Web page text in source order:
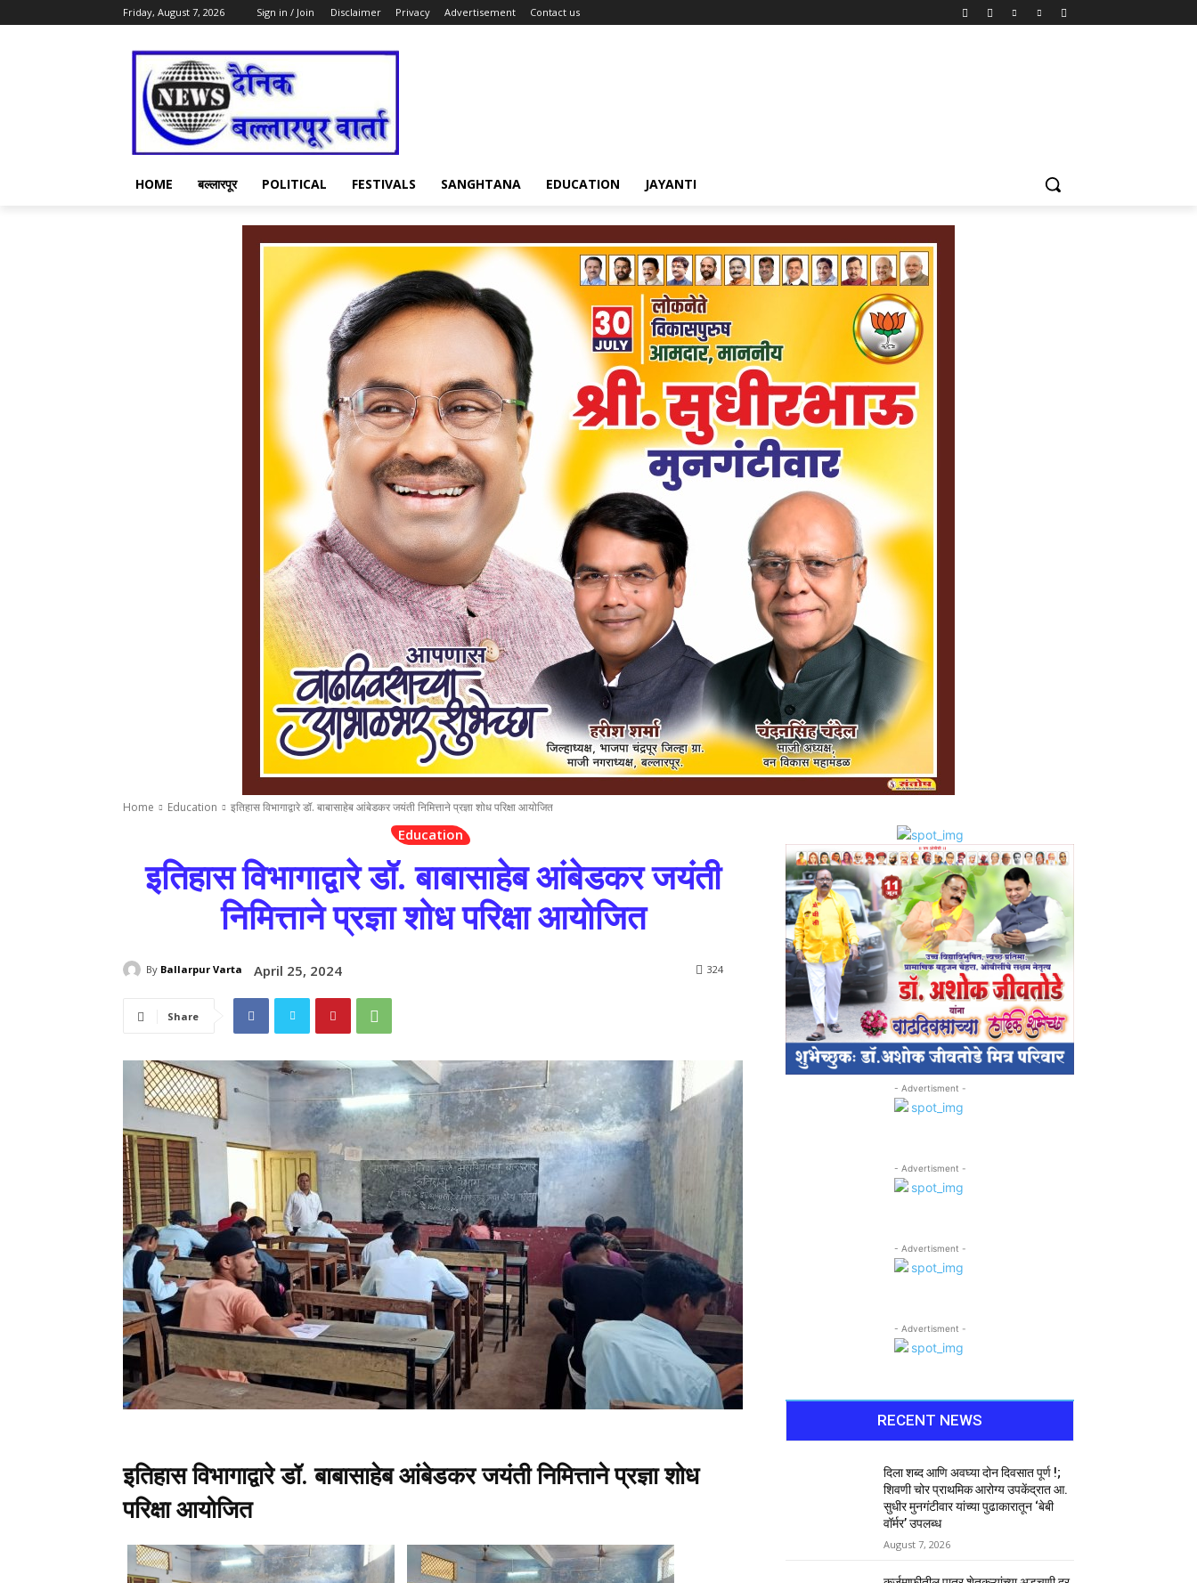
Friday, August 7, 2026 Sign in / Join Disclaimer Privacy Advertisement Contact us
HOME बल्लारपूर POLITICAL FESTIVALS SANGHTANA EDUCATION JAYANTI
Home Education इतिहास विभागाद्वारे डॉ. बाबासाहेब आंबेडकर जयंती निमित्ताने प्रज्ञा शोध परिक्षा आयोजित
Education
इतिहास विभागाद्वारे डॉ. बाबासाहेब आंबेडकर जयंती
निमित्ताने प्रज्ञा शोध परिक्षा आयोजित
By Ballarpur Varta April 25, 2024 324
Share
इतिहास विभागाद्वारे डॉ. बाबासाहेब आंबेडकर जयंती निमित्ताने प्रज्ञा शोध
परिक्षा आयोजित
- Advertisment -
- Advertisment -
- Advertisment -
- Advertisment -
RECENT NEWS
दिला शब्द आणि अवघ्या दोन दिवसात पूर्ण !;
शिवणी चोर प्राथमिक आरोग्य उपकेंद्रात आ.
सुधीर मुनगंटीवार यांच्या पुढाकारातून ‘बेबी
वॉर्मर’ उपलब्ध
August 7, 2026